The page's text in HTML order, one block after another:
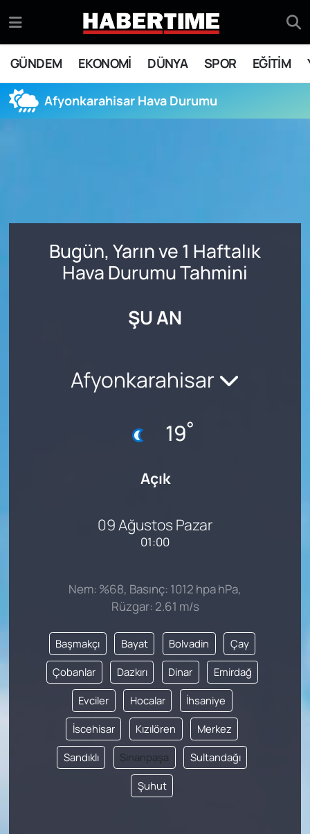
GÜNDEM EKONOMİ DÜNYA SPOR EĞİTİM
Afyonkarahisar Hava Durumu
Bugün, Yarın ve 1 Haftalık
Hava Durumu Tahmini
ŞU AN
Afyonkarahisar
19°
Açık
09 Ağustos Pazar
01:00
Nem: %68, Basınç: 1012 hpa hPa,
Rüzgar: 2.61 m/s
Başmakçı Bayat Bolvadin Çay
Çobanlar Dazkırı Dinar Emirdağ
Evciler Hocalar İhsaniye
İscehisar Kızılören Merkez
Sandıklı Sinanpaşa Sultandağı
Şuhut
EKONOMİ
DÜNYA
SİYASET
Eskişehir Nöbetçi Eczaneler
Eskişehir Hava Durumu
Eskişehir Namaz Vakitleri
Son Dakika Haberleri